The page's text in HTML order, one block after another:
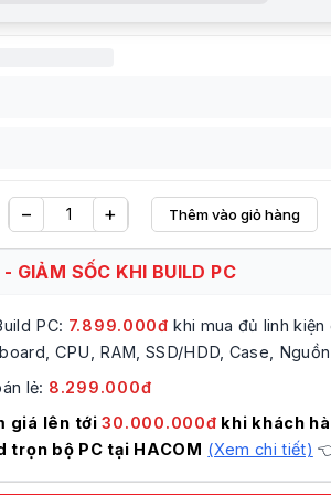
20 Gbps
8GB GDDR6
Digital Max Resolution 7680 x 4320
128-bit
Yes x 3 (Native DisplayPort 2.1b)
HDCP Support Yes (2.3)
7.99 x 4.73 x 1.58 inches
2 Slot
PSU550W
− + Thêm vào giỏ hàng
GIẢM SỐC KHI BUILD PC
PC: 7.899.000đ khi mua đủ linh kiện
CPU, RAM, SSD/HDD, Case, Nguồn
lẻ: 8.299.000đ
giá lên tới 30.000.000đ khi khách
trọn bộ PC tại HACOM (Xem chi tiết)